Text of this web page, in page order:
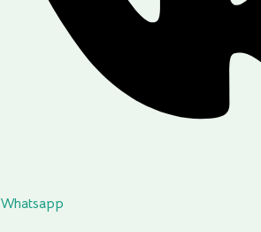
Whatsapp